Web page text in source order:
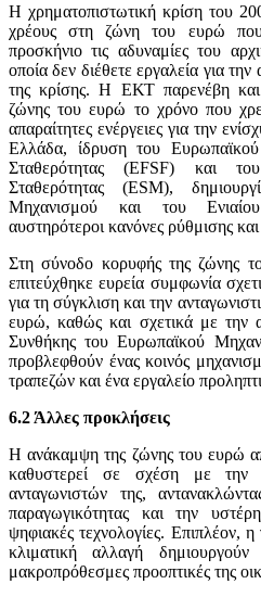
Η χρηματοπιστωτική κρίση του
χρέους στη ζώνη του ευρώ
προσκήνιο τις αδυναμίες του
οποία δεν διέθετε εργαλεία για
της κρίσης. Η ΕΚΤ παρενέβη και
ζώνης του ευρώ το χρόνο που
απαραίτητες ενέργειες για την
Ελλάδα, ίδρυση του Ευρωπαϊκού
Σταθερότητας (EFSF) και
Σταθερότητας (ESM),
Μηχανισμού και του
αυστηρότεροι κανόνες ρύθμισης
Στη σύνοδο κορυφής της ζώνης
επιτεύχθηκε ευρεία συμφωνία
για τη σύγκλιση και την
ευρώ, καθώς και σχετικά με την
Συνθήκης του Ευρωπαϊκού
προβλεφθούν ένας κοινός
τραπεζών και ένα εργαλείο
6.2 Άλλες προκλήσεις
Η ανάκαμψη της ζώνης του ευρώ
καθυστερεί σε σχέση με την
ανταγωνιστών της,
παραγωγικότητας και την
ψηφιακές τεχνολογίες. Επιπλέον,
κλιματική αλλαγή
μακροπρόθεσμες προοπτικές της